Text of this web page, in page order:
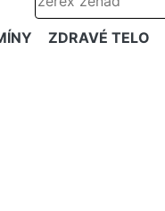
ZDRAVÉ TELO